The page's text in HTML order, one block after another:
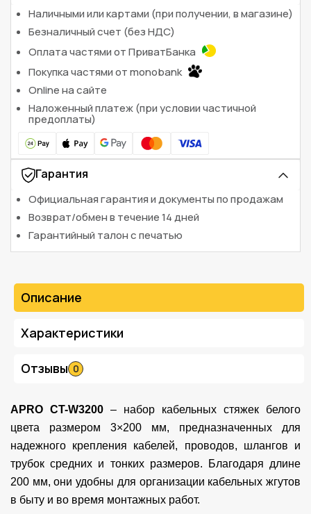
Наличными или картами (при получении, в магазине)
Безналичный счет (без НДС)
Оплата частями от ПриватБанка
Покупка частями от monobank
Online на сайте
Наложенный платеж (при условии частичной
предоплаты)
Гарантия
Официальная гарантия и документы по продажам
Возврат/обмен в течение 14 дней
Гарантийный талон с печатью
Описание
Характеристики
Отзывы 0
APRO CT-W3200 – набор кабельных стяжек белого
цвета размером 3×200 мм, предназначенных для
надежного крепления кабелей, проводов, шлангов и
трубок средних и тонких размеров. Благодаря длине
200 мм, они удобны для организации кабельных жгутов
в быту и во время монтажных работ.